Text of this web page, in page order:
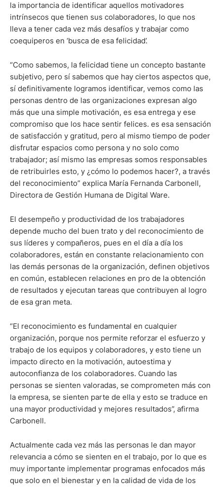
la importancia de identificar aquellos motivadores
intrínsecos que tienen sus colaboradores, lo que nos
lleva a tener cada vez más desafíos y trabajar como
coequiperos en ‘busca de esa felicidad’.
“Como sabemos, la felicidad tiene un concepto bastante
subjetivo, pero sí sabemos que hay ciertos aspectos que,
sí definitivamente logramos identificar, vemos como las
personas dentro de las organizaciones expresan algo
más que una simple motivación, es esa entrega y ese
compromiso que los hace sentir felices. es esa sensación
de satisfacción y gratitud, pero al mismo tiempo de poder
disfrutar espacios como persona y no solo como
trabajador; así mismo las empresas somos responsables
de retribuirles esto, y ¿cómo lo podemos hacer?, a través
del reconocimiento” explica María Fernanda Carbonell,
Directora de Gestión Humana de Digital Ware.
El desempeño y productividad de los trabajadores
depende mucho del buen trato y del reconocimiento de
sus líderes y compañeros, pues en el día a día los
colaboradores, están en constante relacionamiento con
las demás personas de la organización, definen objetivos
en común, establecen relaciones en pro de la obtención
de resultados y ejecutan tareas que contribuyen al logro
de esa gran meta.
“El reconocimiento es fundamental en cualquier
organización, porque nos permite reforzar el esfuerzo y
trabajo de los equipos y colaboradores, y esto tiene un
impacto directo en la motivación, autoestima y
autoconfianza de los colaboradores. Cuando las
personas se sienten valoradas, se comprometen más con
la empresa, se sienten parte de ella y esto se traduce en
una mayor productividad y mejores resultados”, afirma
Carbonell.
Actualmente cada vez más las personas le dan mayor
relevancia a cómo se sienten en el trabajo, por lo que es
muy importante implementar programas enfocados más
que solo en el bienestar y en la calidad de vida de los